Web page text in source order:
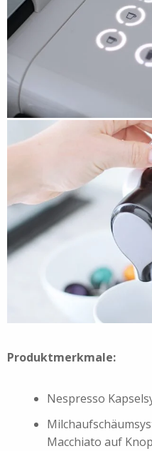
Produktmerkmale:
Nespresso
Macchiato auf